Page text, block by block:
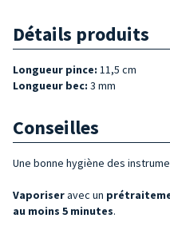
Détails produits
Longueur pince: 11,5 cm
Longueur bec: 3 mm
Conseilles
Une bonne hygiène des
Vaporiseravec un
au moins 5 minutes.